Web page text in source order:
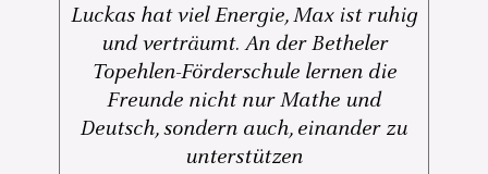
Luckas hat viel Energie, Max ist ruhig
und verträumt. An der Betheler
Topehlen-Förderschule lernen die
Freunde nicht nur Mathe und
Deutsch, sondern auch, einander zu
unterstützen